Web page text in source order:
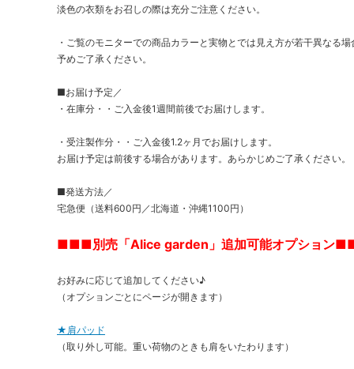
淡色の衣類をお召しの際は充分ご注意ください。
・ご覧のモニターでの商品カラーと実物とでは見え方が若干異なる場
予めご了承ください。
■お届け予定／
・在庫分・・ご入金後1週間前後でお届けします。
・受注製作分・・ご入金後1.2ヶ月でお届けします。
お届け予定は前後する場合があります。あらかじめご了承ください。
■発送方法／
宅急便（送料600円／北海道・沖縄1100円）
■■■別売「Alice garden」追加可能オプション
お好みに応じて追加してください♪
（オプションごとにページが開きます）
★肩パッド
（取り外し可能。重い荷物のときも肩をいたわります）